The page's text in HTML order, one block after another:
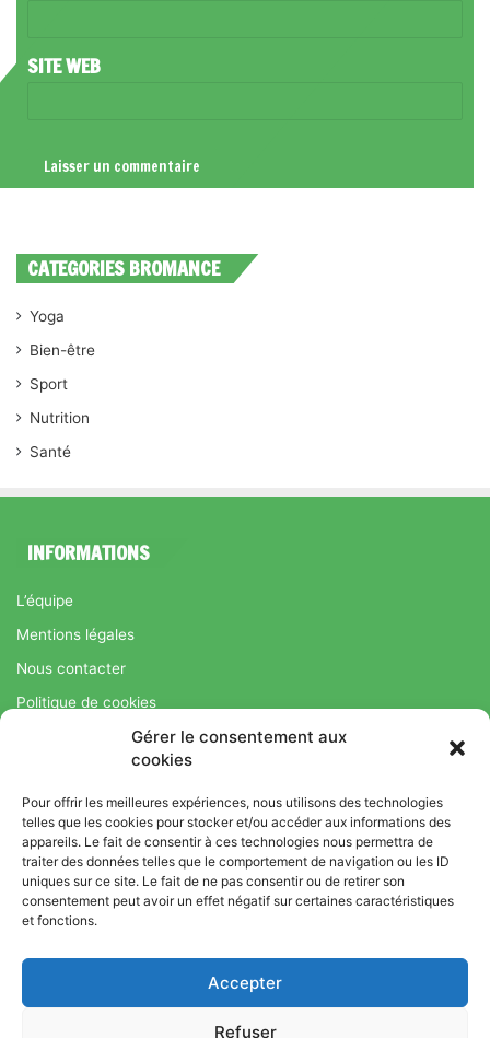
Gérer le consentement aux
cookies
Pour offrir les meilleures expériences, nous utilisons des technologies
telles que les cookies pour stocker et/ou accéder aux informations des
appareils. Le fait de consentir à ces technologies nous permettra de
traiter des données telles que le comportement de navigation ou les ID
uniques sur ce site. Le fait de ne pas consentir ou de retirer son
consentement peut avoir un effet négatif sur certaines caractéristiques
et fonctions.
Accepter
Refuser
SITE WEB
CATEGORIES BROMANCE
Yoga
Bien-être
Sport
Nutrition
Santé
INFORMATIONS
L’équipe
Mentions légales
Nous contacter
Politique de cookies
Régime Savoir Maigrir.fr : La méthode Jean-Michel Cohen pour
une perte de poids durable
© Copyright 2026, Tous droits réservés |Bromance
Bien-Être : Yoga, Bien-être, Nutrition et Sport
L’équipe
Régime Savoir Maigrir.fr : La méthode Jean-Michel Cohen pour
une perte de poids durable